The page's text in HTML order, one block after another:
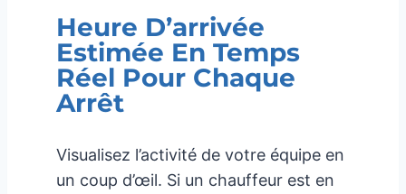
Heure D’arrivée
Estimée En Temps
Réel Pour Chaque
Arrêt
Visualisez l’activité de votre équipe en
un coup d’œil. Si un chauffeur est en